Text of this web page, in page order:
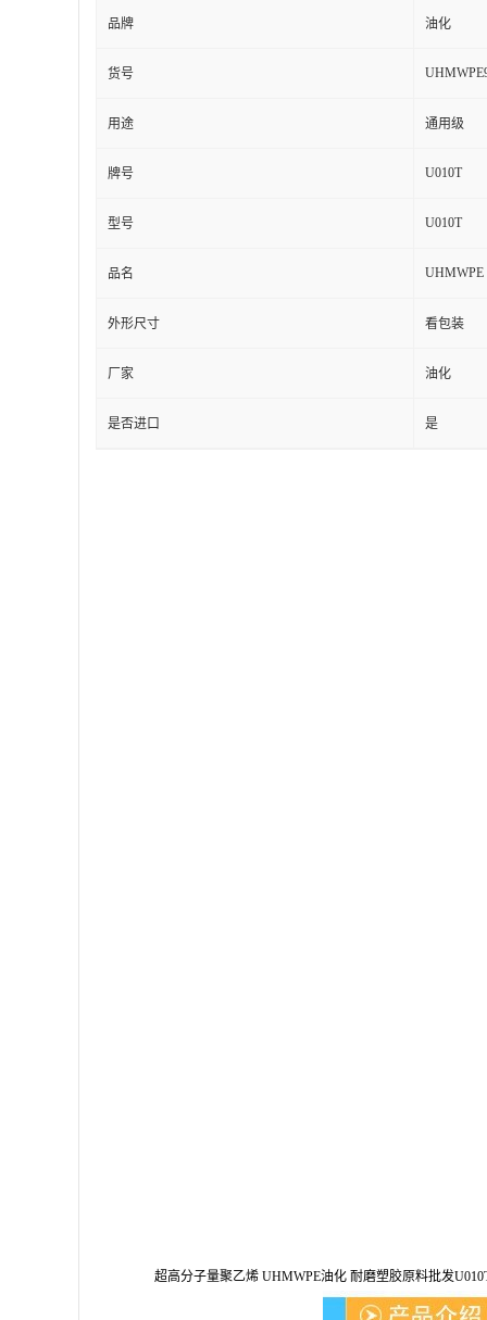
品牌 油化
货号
用途 通用级
牌号 U010T
型号 U010T
品名 UHMWPE
外形尺寸 看包装
厂家 油化
是否进口 是
超高分子量聚乙烯 UHMWPE油化 耐磨塑胶原料批发